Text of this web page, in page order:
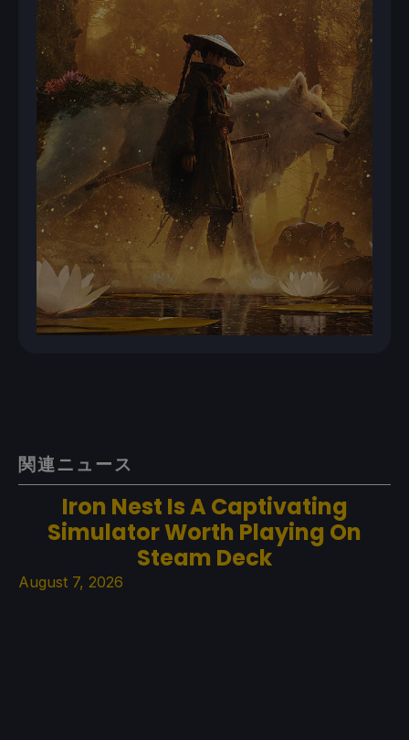
関連ニュース
Iron Nest Is A Captivating
Simulator Worth Playing On
Steam Deck
August 7, 2026